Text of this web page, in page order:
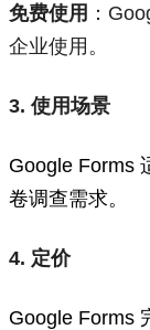
免费使用 ：
企业使用。
3. 使用场景
Google Forms
卷调查需求。
4. 定价
Google Forms